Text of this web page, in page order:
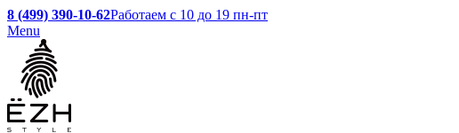
8 (499) 390-10-62Работаем с 10 до 19 пн-пт
Menu